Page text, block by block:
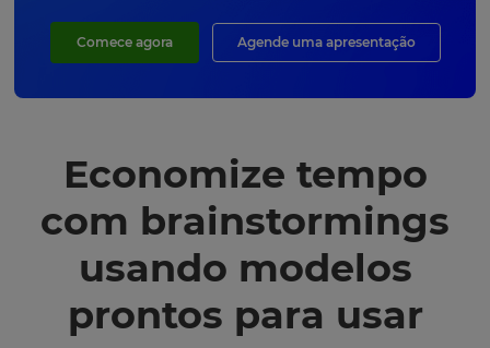
Comece agora Agende uma apresentação
Economize tempo
com brainstormings
usando modelos
prontos para usar